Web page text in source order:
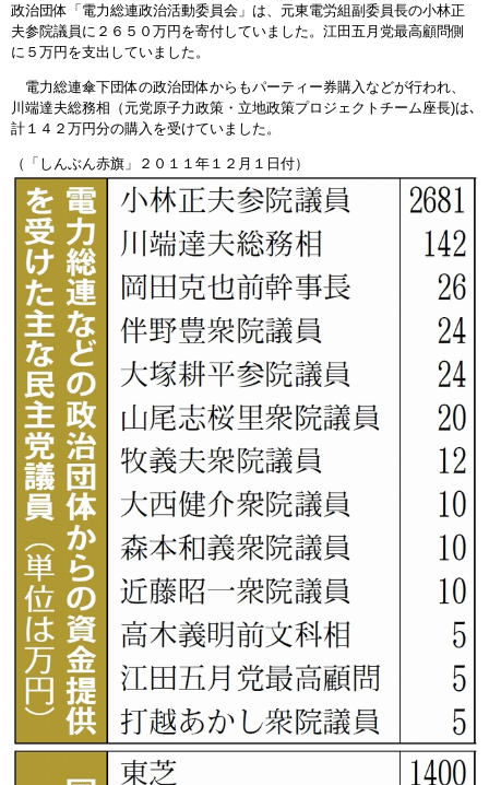
政治団体「電力総連政治活動委員会」は、元東電労組副委員長の小林正
夫参院議員に２６５０万円を寄付していました。江田五月党最高顧問側
に５万円を支出していました。
電力総連傘下団体の政治団体からもパーティー券購入などが行われ、
川端達夫総務相（元党原子力政策・立地政策プロジェクトチーム座長)は､
計１４２万円分の購入を受けていました。
（「しんぶん赤旗」２０１１年１２月１日付）